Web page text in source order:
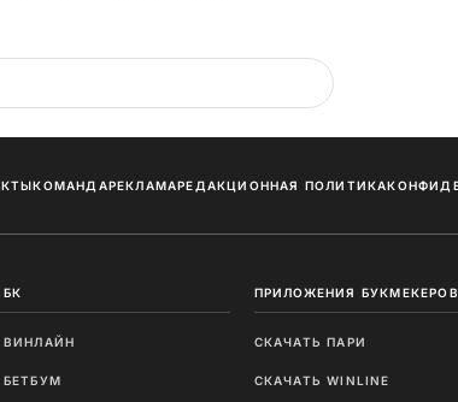
КОМАНДАРЕКЛАМАРЕДАКЦИОННАЯ ПОЛИТИКА
ПРИЛОЖЕНИЯ БУКМЕКЕРОВ
СКАЧАТЬ ПАРИ
СКАЧАТЬ WINLINE